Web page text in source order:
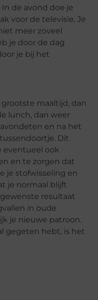
de avond doe je
voor de televisie. Je
meer zoveel
je door de dag
je bij het
maaltijd, dan
lunch, dan weer
en na het
Dit
eventueel ook
en te zorgen dat
je stofwisseling en
je normaal blijft
resultaat
in oude
je nieuwe patroon.
gegeten hebt, is het